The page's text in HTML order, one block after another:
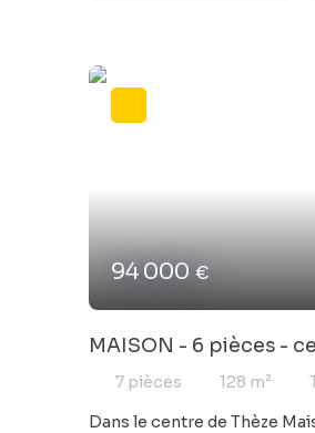
94 000 €
MAISON - 6 pièces -
THEZE
7 pièces 128 m²
Dans le centre de Thèze